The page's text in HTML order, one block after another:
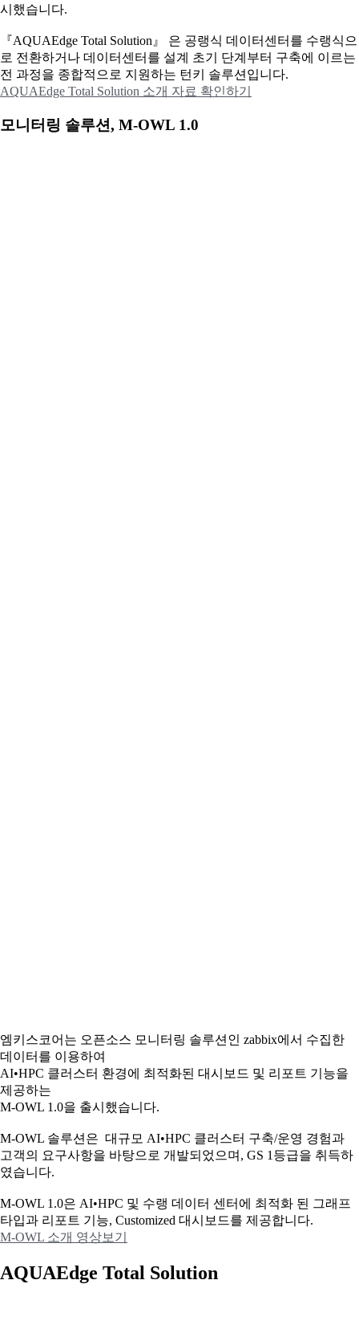
시했습니다.
『AQUAEdge Total Solution』 은 공랭식 데이터센터를 수랭식으
로 전환하거나 데이터센터를 설계 초기 단계부터 구축에 이르는
전 과정을 종합적으로 지원하는 턴키 솔루션입니다.
AQUAEdge Total Solution 소개 자료 확인하기
모니터링 솔루션, M-OWL 1.0
엠키스코어는 오픈소스 모니터링 솔루션인 zabbix에서 수집한
데이터를 이용하여
AI•HPC 클러스터 환경에 최적화된 대시보드 및 리포트 기능을
제공하는
M-OWL 1.0을 출시했습니다.
M-OWL 솔루션은 대규모 AI•HPC 클러스터 구축/운영 경험과
고객의 요구사항을 바탕으로 개발되었으며, GS 1등급을 취득하
였습니다.
M-OWL 1.0은 AI•HPC 및 수랭 데이터 센터에 최적화 된 그래프
타입과 리포트 기능, Customized 대시보드를 제공합니다.
M-OWL 소개 영상보기
AQUAEdge Total Solution